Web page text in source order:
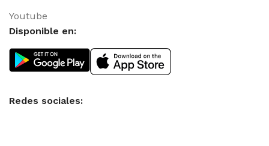
Youtube
Disponible en:
Redes sociales: